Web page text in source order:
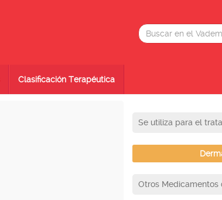
Clasificación Terapéutica
Se utiliza para el
Otros Medicamentos